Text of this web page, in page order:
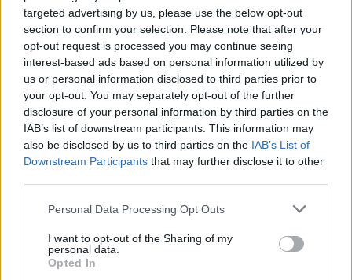
targeted advertising by us, please use the below opt-out
section to confirm your selection. Please note that after your
opt-out request is processed you may continue seeing
interest-based ads based on personal information utilized by
us or personal information disclosed to third parties prior to
your opt-out. You may separately opt-out of the further
disclosure of your personal information by third parties on the
IAB’s list of downstream participants. This information may
also be disclosed by us to third parties on the IAB’s List of
Downstream Participants that may further disclose it to other
Personal Data Processing Opt Outs
I want to opt-out of the Sharing of my
personal data.
Opted In
Russo (Ita)
Montpellier Hérault: 15. Tom Banks, 14.
Donovan Taofifenua, 13. Auguste Cadot, 12.
Lennox Anyanwu, 11. Melvyn Rates, 10. Thomas
Vincent, 9. Alexis Bernadet, 1. Baptiste Erdocio,
2. Ricky Riccitelli, 3. Valentin Welsch, 4. Adam
Beard, 5. Tyler DuGuid, 6. Marco Tauleigne, 7.
Mohamed Haouas, 19. Yacouba Camara, 20.
Alex Masibaka, 21. Tom Baraer, 22. Domingo
Miotti, 23. Thomas Darmon